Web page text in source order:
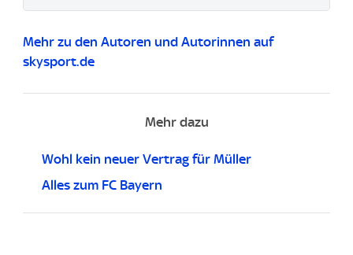
Mehr zu den Autoren und Autorinnen auf
skysport.de
Mehr dazu
Wohl kein neuer Vertrag für Müller
Alles zum FC Bayern